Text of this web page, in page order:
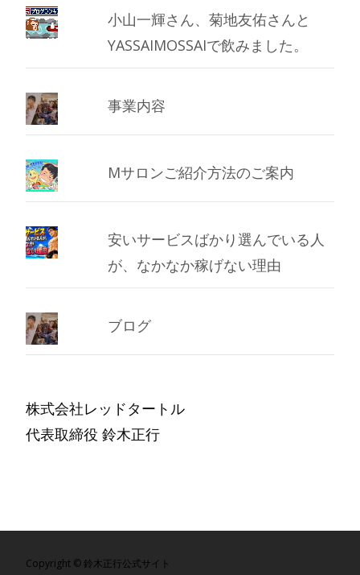
小山一輝さん、菊地友佑さんと
YASSAIMOSSAIで飲みました。
事業内容
Mサロンご紹介方法のご案内
安いサービスばかり選んでいる人
が、なかなか稼げない理由
ブログ
株式会社レッドタートル
代表取締役 鈴木正行
Copyright © 鈴木正行公式サイト